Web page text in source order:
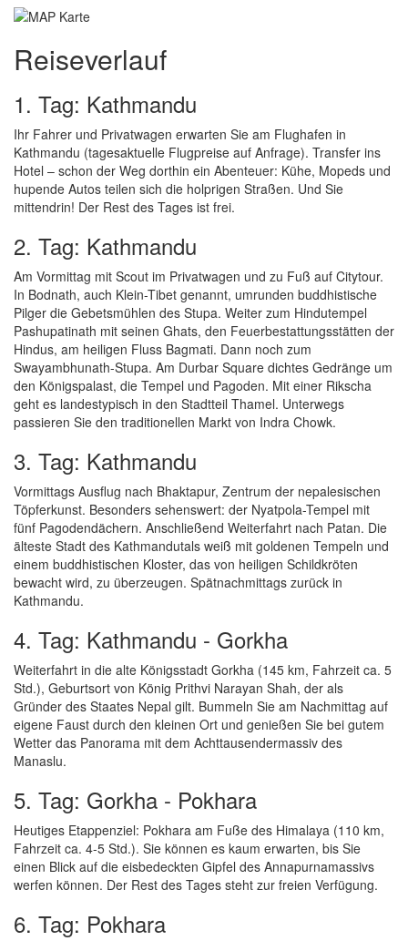
Reiseverlauf
1. Tag: Kathmandu
Ihr Fahrer und Privatwagen erwarten Sie am Flughafen in
Kathmandu (tagesaktuelle Flugpreise auf Anfrage). Transfer ins
Hotel – schon der Weg dorthin ein Abenteuer: Kühe, Mopeds und
hupende Autos teilen sich die holprigen Straßen. Und Sie
mittendrin! Der Rest des Tages ist frei.
2. Tag: Kathmandu
Am Vormittag mit Scout im Privatwagen und zu Fuß auf Citytour.
In Bodnath, auch Klein-Tibet genannt, umrunden buddhistische
Pilger die Gebetsmühlen des Stupa. Weiter zum Hindutempel
Pashupatinath mit seinen Ghats, den Feuerbestattungsstätten der
Hindus, am heiligen Fluss Bagmati. Dann noch zum
Swayambhunath-Stupa. Am Durbar Square dichtes Gedränge um
den Königspalast, die Tempel und Pagoden. Mit einer Rikscha
geht es landestypisch in den Stadtteil Thamel. Unterwegs
passieren Sie den traditionellen Markt von Indra Chowk.
3. Tag: Kathmandu
Vormittags Ausflug nach Bhaktapur, Zentrum der nepalesischen
Töpferkunst. Besonders sehenswert: der Nyatpola-Tempel mit
fünf Pagodendächern. Anschließend Weiterfahrt nach Patan. Die
älteste Stadt des Kathmandutals weiß mit goldenen Tempeln und
einem buddhistischen Kloster, das von heiligen Schildkröten
bewacht wird, zu überzeugen. Spätnachmittags zurück in
Kathmandu.
4. Tag: Kathmandu - Gorkha
Weiterfahrt in die alte Königsstadt Gorkha (145 km, Fahrzeit ca. 5
Std.), Geburtsort von König Prithvi Narayan Shah, der als
Gründer des Staates Nepal gilt. Bummeln Sie am Nachmittag auf
eigene Faust durch den kleinen Ort und genießen Sie bei gutem
Wetter das Panorama mit dem Achttausendermassiv des
Manaslu.
5. Tag: Gorkha - Pokhara
Heutiges Etappenziel: Pokhara am Fuße des Himalaya (110 km,
Fahrzeit ca. 4-5 Std.). Sie können es kaum erwarten, bis Sie
einen Blick auf die eisbedeckten Gipfel des Annapurnamassivs
werfen können. Der Rest des Tages steht zur freien Verfügung.
6. Tag: Pokhara